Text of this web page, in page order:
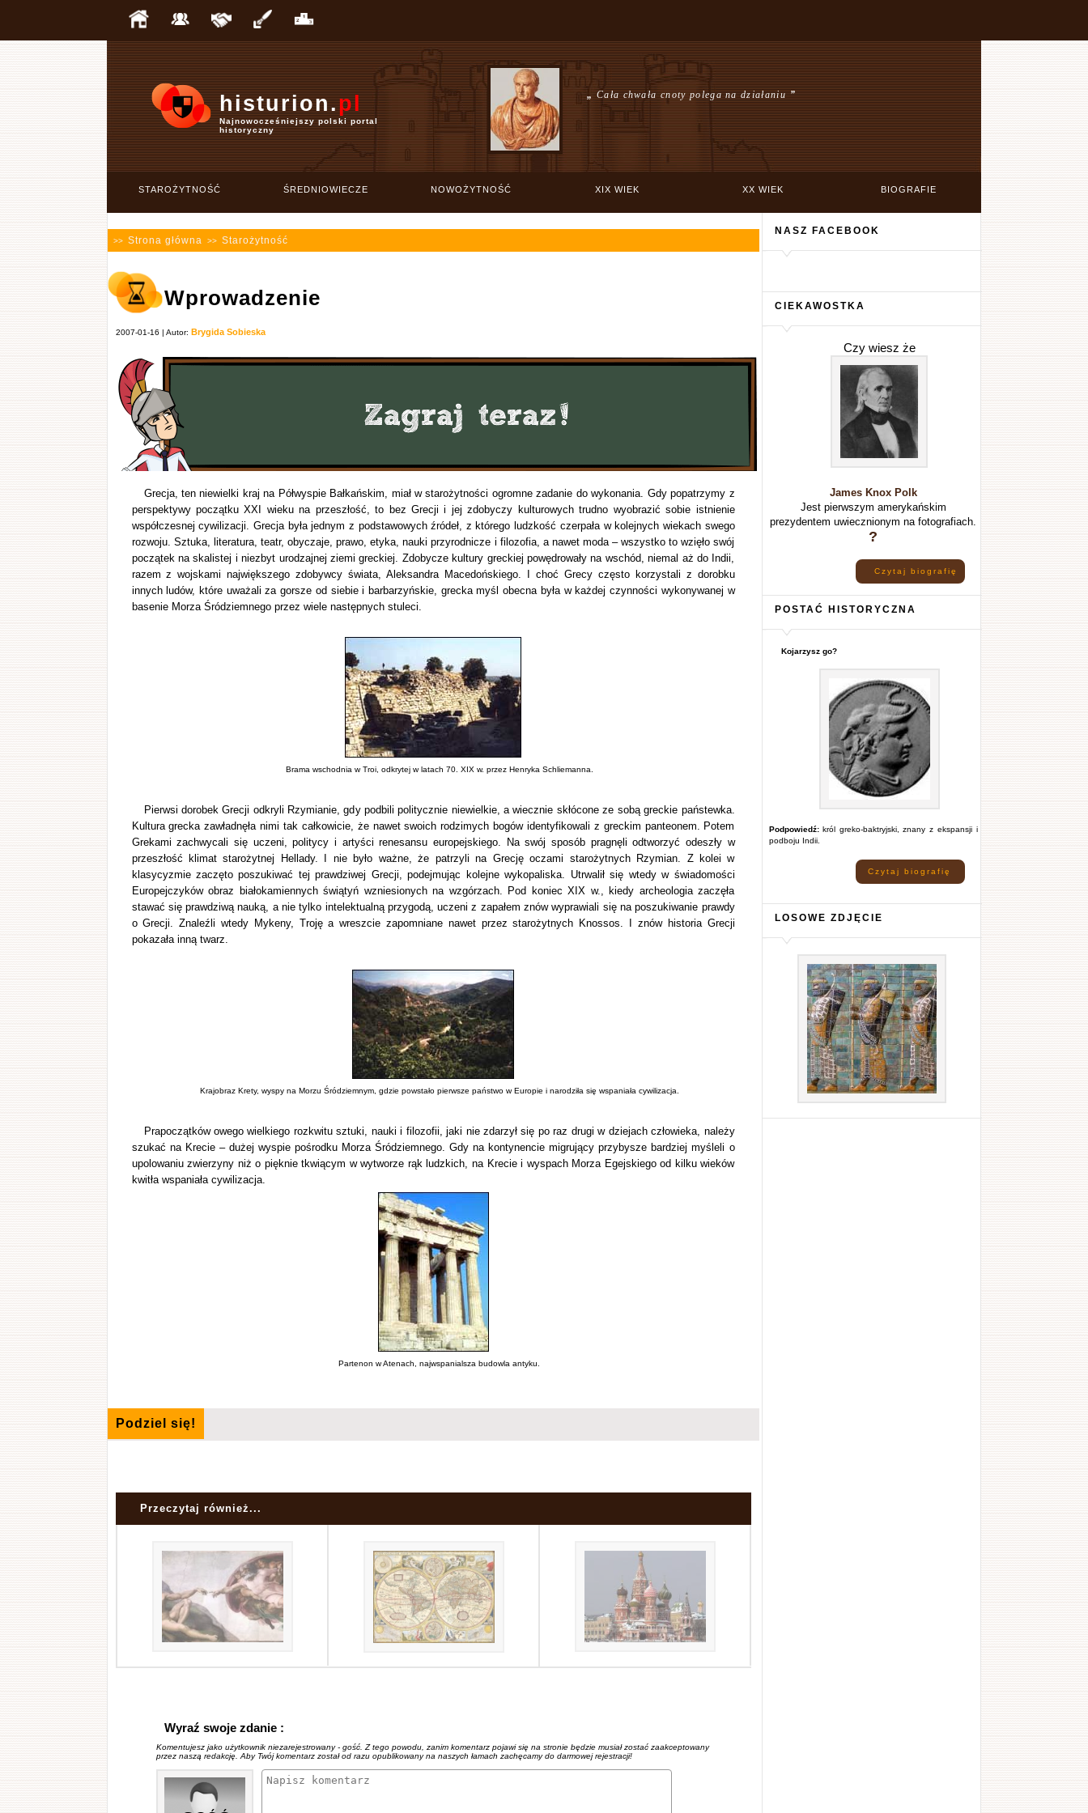
histurion.pl
Najnowocześniejszy polski portal
historyczny
„Cała chwała cnoty polega na działaniu”
STAROŻYTNOŚĆ ŚREDNIOWIECZE NOWOŻYTNOŚĆ XIX WIEK XX WIEK BIOGRAFIE
>> Strona główna >> Starożytność
Wprowadzenie
2007-01-16 | Autor: Brygida Sobieska
Grecja, ten niewielki kraj na Półwyspie Bałkańskim, miał w starożytności ogromne zadanie do wykonania. Gdy popatrzymy z
perspektywy początku XXI wieku na przeszłość, to bez Grecji i jej zdobyczy kulturowych trudno wyobrazić sobie istnienie
współczesnej cywilizacji. Grecja była jednym z podstawowych źródeł, z którego ludzkość czerpała w kolejnych wiekach swego
rozwoju. Sztuka, literatura, teatr, obyczaje, prawo, etyka, nauki przyrodnicze i filozofia, a nawet moda – wszystko to wzięło swój
początek na skalistej i niezbyt urodzajnej ziemi greckiej. Zdobycze kultury greckiej powędrowały na wschód, niemal aż do Indii,
razem z wojskami największego zdobywcy świata, Aleksandra Macedońskiego. I choć Grecy często korzystali z dorobku
innych ludów, które uważali za gorsze od siebie i barbarzyńskie, grecka myśl obecna była w każdej czynności wykonywanej w
basenie Morza Śródziemnego przez wiele następnych stuleci.
Brama wschodnia w Troi, odkrytej w latach 70. XIX w. przez Henryka Schliemanna.
Pierwsi dorobek Grecji odkryli Rzymianie, gdy podbili politycznie niewielkie, a wiecznie skłócone ze sobą greckie państewka.
Kultura grecka zawładnęła nimi tak całkowicie, że nawet swoich rodzimych bogów identyfikowali z greckim panteonem. Potem
Grekami zachwycali się uczeni, politycy i artyści renesansu europejskiego. Na swój sposób pragnęli odtworzyć odeszły w
przeszłość klimat starożytnej Hellady. I nie było ważne, że patrzyli na Grecję oczami starożytnych Rzymian. Z kolei w
klasycyzmie zaczęto poszukiwać tej prawdziwej Grecji, podejmując kolejne wykopaliska. Utrwalił się wtedy w świadomości
Europejczyków obraz białokamiennych świątyń wzniesionych na wzgórzach. Pod koniec XIX w., kiedy archeologia zaczęła
stawać się prawdziwą nauką, a nie tylko intelektualną przygodą, uczeni z zapałem znów wyprawiali się na poszukiwanie prawdy
o Grecji. Znaleźli wtedy Mykeny, Troję a wreszcie zapomniane nawet przez starożytnych Knossos. I znów historia Grecji
pokazała inną twarz.
Krajobraz Krety, wyspy na Morzu Śródziemnym, gdzie powstało pierwsze państwo w Europie i narodziła się wspaniała cywilizacja.
Prapoczątków owego wielkiego rozkwitu sztuki, nauki i filozofii, jaki nie zdarzył się po raz drugi w dziejach człowieka, należy
szukać na Krecie – dużej wyspie pośrodku Morza Śródziemnego. Gdy na kontynencie migrujący przybysze bardziej myśleli o
upolowaniu zwierzyny niż o pięknie tkwiącym w wytworze rąk ludzkich, na Krecie i wyspach Morza Egejskiego od kilku wieków
kwitła wspaniała cywilizacja.
Partenon w Atenach, najwspanialsza budowla antyku.
Podziel się!
Przeczytaj również...
Wyraź swoje zdanie :
Komentujesz jako użytkownik niezarejestrowany - gość. Z tego powodu, zanim komentarz pojawi się na stronie będzie musiał zostać zaakceptowany
przez naszą redakcję. Aby Twój komentarz został od razu opublikowany na naszych łamach zachęcamy do darmowej rejestracji!
NASZ FACEBOOK
CIEKAWOSTKA
Czy wiesz że
James Knox Polk
Jest pierwszym amerykańskim
prezydentem uwiecznionym na fotografiach.
?
Czytaj biografię
POSTAĆ HISTORYCZNA
Kojarzysz go?
Podpowiedź:król greko-baktryjski, znany z ekspansji i
podboju Indii.
Czytaj biografię
LOSOWE ZDJĘCIE